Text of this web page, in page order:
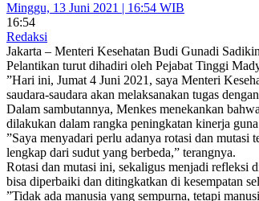
Minggu, 13 Juni 2021 | 16:54 WIB
16:54
Redaksi
Jakarta – Menteri Kesehatan Budi Gunadi
Pelantikan turut dihadiri oleh Pejabat Tinggi
”Hari ini, Jumat 4 Juni 2021, saya Menteri
saudara-saudara akan melaksanakan tugas
Dalam sambutannya, Menkes menekankan
dilakukan dalam rangka peningkatan kinerja
”Saya menyadari perlu adanya rotasi dan
lengkap dari sudut yang berbeda,” terangnya.
Rotasi dan mutasi ini, sekaligus menjadi refleksi
bisa diperbaiki dan ditingkatkan di kesempatan
”Tidak ada manusia yang sempurna, tetapi